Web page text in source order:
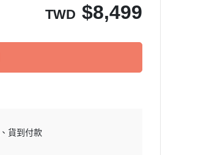
TWD $8,499
貨到付款